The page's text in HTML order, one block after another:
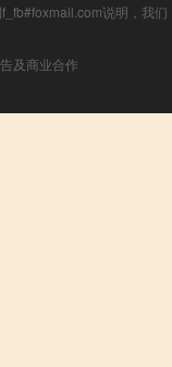
说明，我们
及商业合作